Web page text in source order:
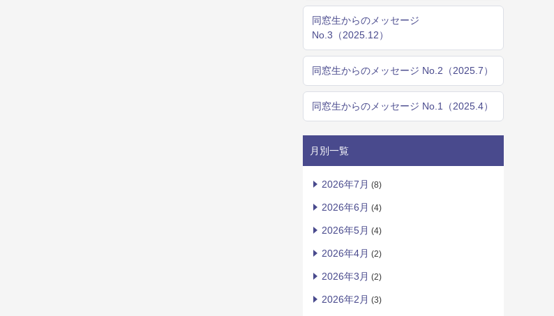
同窓生からのメッセージ
No.3（2025.12）
同窓生からのメッセージ No.2（2025.7）
同窓生からのメッセージ No.1（2025.4）
月別一覧
2026年7月 (8)
2026年6月 (4)
2026年5月 (4)
2026年4月 (2)
2026年3月 (2)
2026年2月 (3)